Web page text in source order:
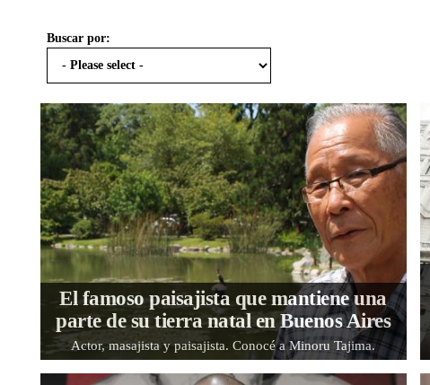
Buscar por:
El famoso paisajista que mantiene una
parte de su tierra natal en Buenos Aires
Actor, masajista y paisajista. Conocé a Minoru Tajima.